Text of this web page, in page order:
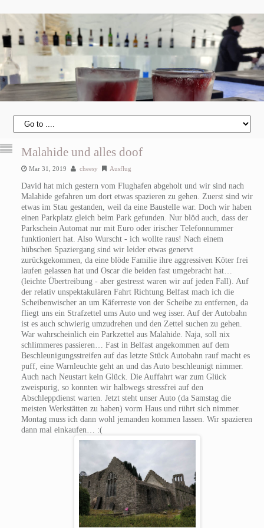
Malahide und alles doof
Mar 31, 2019 cheesy Ausflug
David hat mich gestern vom Flughafen abgeholt und wir sind nach
Malahide gefahren um dort etwas spazieren zu gehen. Zuerst sind wir
etwas im Stau gestanden, weil da eine Baustelle war. Doch wir haben
einen Parkplatz gleich beim Park gefunden. Nur blöd auch, dass der
Parkschein Automat nur mit Euro oder irischer Telefonnummer
funktioniert hat. Also Wurscht - ich wollte raus! Nach einem
hübschen Spaziergang sind wir leider etwas genervt
zurückgekommen, da eine blöde Familie ihre aggressiven Köter frei
laufen gelassen hat und Oscar die beiden fast umgebracht hat…
(leichte Übertreibung - aber gestresst waren wir auf jeden Fall). Auf
der relativ unspektakulären Fahrt Richtung Belfast mach ich die
Scheibenwischer an um Käferreste von der Scheibe zu entfernen, da
fliegt uns ein Strafzettel ums Auto und weg isser. Auf der Autobahn
ist es auch schwierig umzudrehen und den Zettel suchen zu gehen.
War wahrscheinlich ein Parkzettel aus Malahide. Naja, soll nix
schlimmeres passieren… Fast in Belfast angekommen auf dem
Beschleunigungsstreifen auf das letzte Stück Autobahn rauf macht es
puff, eine Warnleuchte geht an und das Auto beschleunigt nimmer.
Auch nach Neustart kein Glück. Die Auffahrt war zum Glück
zweispurig, so konnten wir halbwegs stressfrei auf den
Abschleppdienst warten. Jetzt steht unser Auto (da Samstag die
meisten Werkstätten zu haben) vorm Haus und rührt sich nimmer.
Montag muss ich dann wohl jemanden kommen lassen. Wir spazieren
dann mal einkaufen… :(